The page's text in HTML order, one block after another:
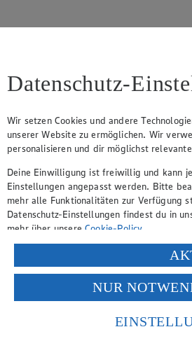
Datenschutz-
Wir setzen Cookies und andere
unserer Website zu ermöglichen. Wir
personalisieren und dir möglichst
Deine Einwilligung ist freiwillig und kann
Einstellungen angepasst werden. Bitte
mehr alle Funktionalitäten zur Verfügung
Datenschutz-Einstellungen findest du in
mehr über unsereCookie-Policy.
Verarbeitung deiner personenbezogenen
Wenn du auf „Aktivieren“ klickst, willigst
ein, dass deine Daten in den USA
einem nach europäischen Standards
Risiko eines Zugriffs durch US-
NUR